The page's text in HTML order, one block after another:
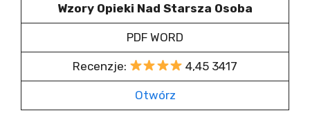
Wzory Opieki Nad Starsza Osoba
PDF WORD
Recenzje: 4,45 3417
Otwórz